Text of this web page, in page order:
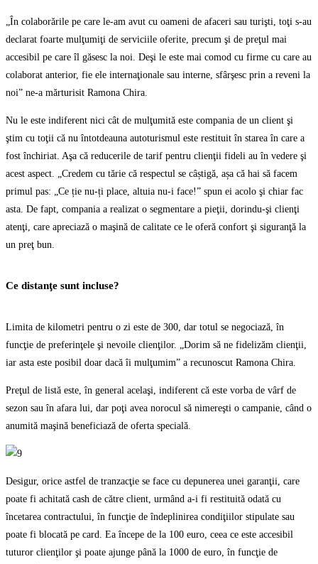
„În colaborările pe care le-am avut cu oameni de afaceri sau turişti, toţi s-au
declarat foarte mulţumiţi de serviciile oferite, precum şi de preţul mai
accesibil pe care îl găsesc la noi. Deşi le este mai comod cu firme cu care au
colaborat anterior, fie ele internaţionale sau interne, sfârşesc prin a reveni la
noi” ne-a mărturisit Ramona Chira.
Nu le este indiferent nici cât de mulţumită este compania de un client şi
ştim cu toţii că nu întotdeauna autoturismul este restituit în starea în care a
fost închiriat. Aşa că reducerile de tarif pentru clienţii fideli au în vedere şi
acest aspect. „Credem cu tărie că respectul se câștigă, așa că hai să facem
primul pas: „Ce ție nu-ți place, altuia nu-i face!” spun ei acolo şi chiar fac
asta. De fapt, compania a realizat o segmentare a pieţii, dorindu-şi clienţi
atenţi, care apreciază o maşină de calitate ce le oferă confort şi siguranţă la
un preţ bun.
Ce distanţe sunt incluse?
Limita de kilometri pentru o zi este de 300, dar totul se negociază, în
funcţie de preferinţele şi nevoile clienţilor. „Dorim să ne fidelizăm clienţii,
iar asta este posibil doar dacă îi mulţumim” a recunoscut Ramona Chira.
Preţul de listă este, în general acelaşi, indiferent că este vorba de vârf de
sezon sau în afara lui, dar poţi avea norocul să nimereşti o campanie, când o
anumită maşină beneficiază de oferta specială.
Desigur, orice astfel de tranzacţie se face cu depunerea unei garanţii, care
poate fi achitată cash de către client, urmând a-i fi restituită odată cu
încetarea contractului, în funcţie de îndeplinirea condiţiilor stipulate sau
poate fi blocată pe card. Ea începe de la 100 euro, ceea ce este accesibil
tuturor clienţilor şi poate ajunge până la 1000 de euro, în funcţie de